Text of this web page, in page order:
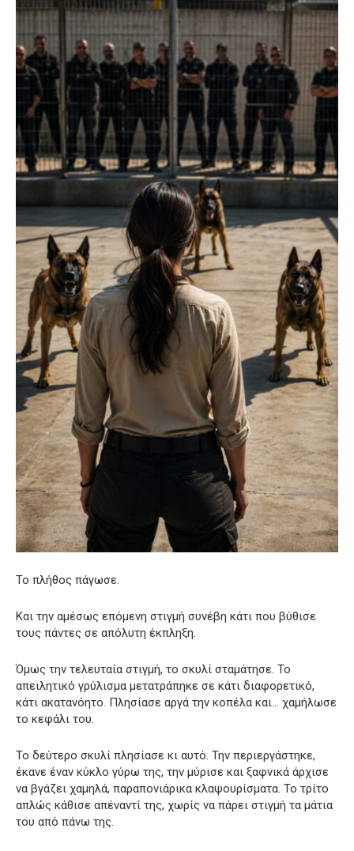
Το πλήθος πάγωσε.
Και την αμέσως επόμενη στιγμή συνέβη κάτι που βύθισε
τους πάντες σε απόλυτη έκπληξη.
Όμως την τελευταία στιγμή, το σκυλί σταμάτησε. Το
απειλητικό γρύλισμα μετατράπηκε σε κάτι διαφορετικό,
κάτι ακατανόητο. Πλησίασε αργά την κοπέλα και… χαμήλωσε
το κεφάλι του.
Το δεύτερο σκυλί πλησίασε κι αυτό. Την περιεργάστηκε,
έκανε έναν κύκλο γύρω της, την μύρισε και ξαφνικά άρχισε
να βγάζει χαμηλά, παραπονιάρικα κλαψουρίσματα. Το τρίτο
απλώς κάθισε απέναντί της, χωρίς να πάρει στιγμή τα μάτια
του από πάνω της.